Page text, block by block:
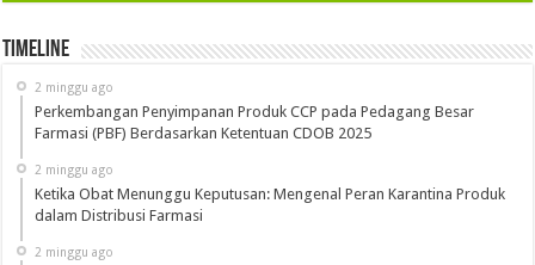
Timeline
2 minggu ago
Perkembangan Penyimpanan Produk CCP pada Pedagang Besar
Farmasi (PBF) Berdasarkan Ketentuan CDOB 2025
2 minggu ago
Ketika Obat Menunggu Keputusan: Mengenal Peran Karantina Produk
dalam Distribusi Farmasi
2 minggu ago